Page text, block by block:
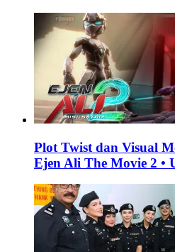
Plot Twist dan Visual
Ejen Ali The Movie 2 •